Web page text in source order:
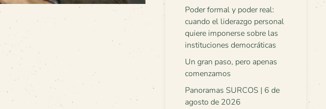
Poder formal y poder real:
cuando el liderazgo personal
quiere imponerse sobre las
instituciones democráticas
Un gran paso, pero apenas
comenzamos
Panoramas SURCOS | 6 de
agosto de 2026